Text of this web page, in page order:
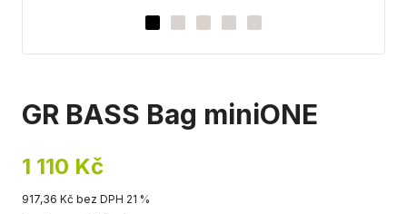
GR BASS Bag miniONE
1 110 Kč
917,36 Kč bez DPH 21 %